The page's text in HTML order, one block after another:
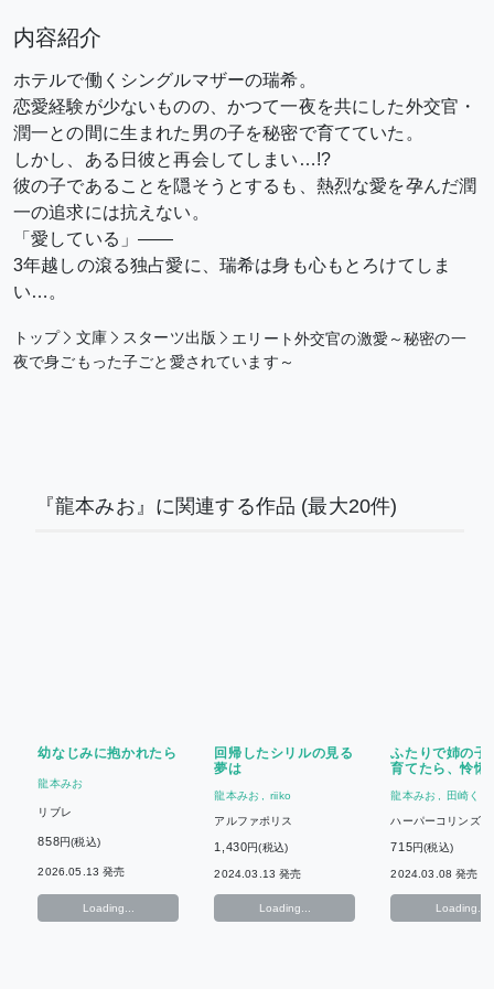
内容紹介
ホテルで働くシングルマザーの瑞希。
恋愛経験が少ないものの、かつて一夜を共にした外交官・
潤一との間に生まれた男の子を秘密で育てていた。
しかし、ある日彼と再会してしまい…!?
彼の子であることを隠そうとするも、熱烈な愛を孕んだ潤
一の追求には抗えない。
「愛している」――
3年越しの滾る独占愛に、瑞希は身も心もとろけてしま
い…。
トップ 文庫 スターツ出版
エリート外交官の激愛～秘密の一
夜で身ごもった子ごと愛されています～
『龍本みお』に関連する作品 (最大20件)
幼なじみに抱かれたら
龍本みお
リブレ
858円(税込)
2026.05.13 発売
Loading...
回帰したシリルの見る
夢は
龍本みお riiko
アルファポリス
1,430円(税込)
2024.03.13 発売
Loading...
ふたりで姉の子
育てたら、怜悧
知らされました
龍本みお 田崎くる
ハーパーコリンズ・
715円(税込)
2024.03.08 発売
Loading...